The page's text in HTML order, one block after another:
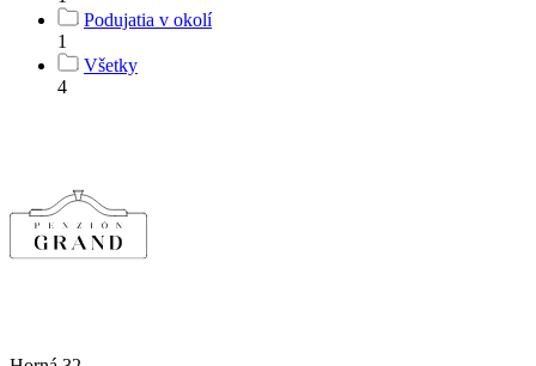
Podujatia v okolí
1
Všetky
4